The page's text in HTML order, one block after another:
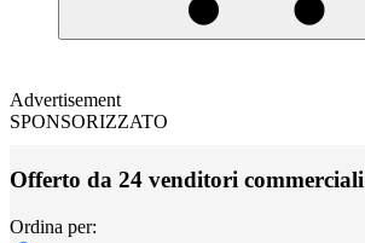
Advertisement
SPONSORIZZATO
Offerto da 24 venditori commerciali
Ordina per: